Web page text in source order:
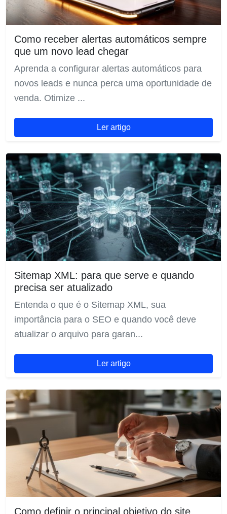
Como receber alertas automáticos sempre
que um novo lead chegar
Aprenda a configurar alertas automáticos para
novos leads e nunca perca uma oportunidade de
venda. Otimize ...
Ler artigo
Sitemap XML: para que serve e quando
precisa ser atualizado
Entenda o que é o Sitemap XML, sua
importância para o SEO e quando você deve
atualizar o arquivo para garan...
Ler artigo
Como definir o principal objetivo do site